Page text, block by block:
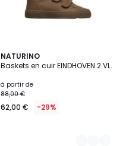
NATURINO
Baskets en cuir EINDHOVEN 2 VL.
à partir de
88,00 €
62,00 € -29%
4
Couleurs